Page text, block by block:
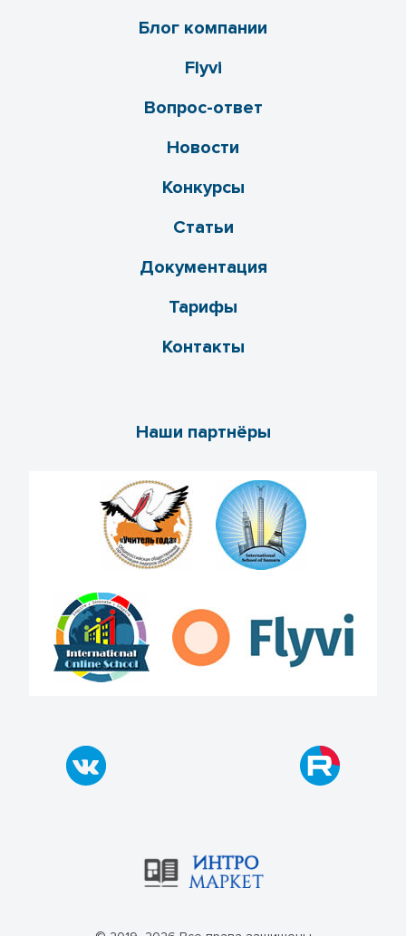
Блог компании
Flyvi
Вопрос-ответ
Новости
Конкурсы
Статьи
Документация
Тарифы
Контакты
Наши партнёры